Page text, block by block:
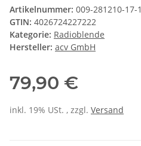
Artikelnummer: 009-281210-17-1
GTIN: 4026724227222
Kategorie: Radioblende
Hersteller: acv GmbH
79,90 €
inkl. 19% USt. , zzgl. Versand